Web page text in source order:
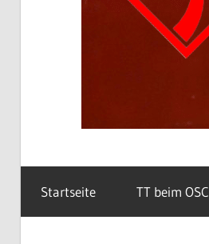
Startseite TT beim OSC